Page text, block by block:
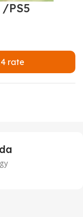
PS5
rate